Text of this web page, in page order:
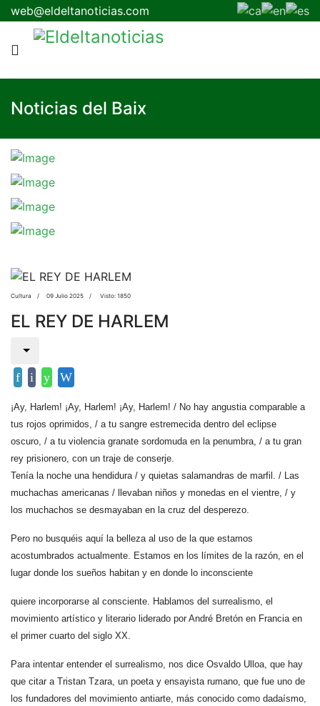
web@eldeltanoticias.com
Noticias del Baix
Cultura 09 Julio 2025 Visto: 1850
EL REY DE HARLEM
¡Ay, Harlem! ¡Ay, Harlem! ¡Ay, Harlem! / No hay angustia comparable a
tus rojos oprimidos, / a tu sangre estremecida dentro del eclipse
oscuro, / a tu violencia granate sordomuda en la penumbra, / a tu gran
rey prisionero, con un traje de conserje.
Tenía la noche una hendidura / y quietas salamandras de marfil. / Las
muchachas americanas / llevaban niños y monedas en el vientre, / y
los muchachos se desmayaban en la cruz del desperezo.
Pero no busquéis aquí la belleza al uso de la que estamos
acostumbrados actualmente. Estamos en los límites de la razón, en el
lugar donde los sueños habitan y en donde lo inconsciente
quiere incorporarse al consciente. Hablamos del surrealismo, el
movimiento artístico y literario liderado por André Bretón en Francia en
el primer cuarto del siglo XX.
Para intentar entender el surrealismo, nos dice Osvaldo Ulloa, que hay
que citar a Tristan Tzara, un poeta y ensayista rumano, que fue uno de
los fundadores del movimiento antiarte, más conocido como dadaísmo,